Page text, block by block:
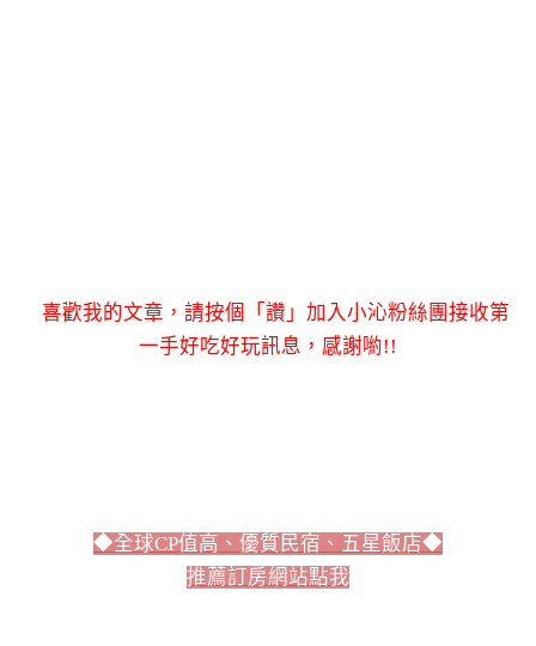
喜歡我的文章，請按個「讚」加入小沁粉絲團接收第
一手好吃好玩訊息，感謝喲!!
◆全球CP值高、優質民宿、五星飯店◆
推薦訂房網站點我